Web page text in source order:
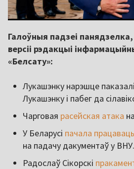
Галоўныя падзеі
версіі рэдакцыі
«Белсату»:
Лукашэнку нарэшце
Лукашэнку і пабег да
Чарговая расейская атака
У Беларусі пачала працаваць
на падачу дакументаў у ВНУ.
Радослаў Сікорскі